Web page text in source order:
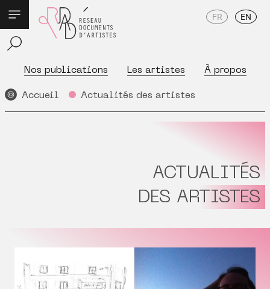
Nos publications Les artistes À propos
FR EN
Accueil Actualités des artistes
ACTUALITÉS
DES ARTISTES